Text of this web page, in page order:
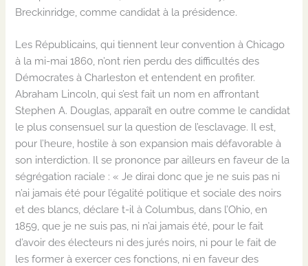
Breckinridge, comme candidat à la présidence.
Les Républicains, qui tiennent leur convention à Chicago
à la mi-mai 1860, n’ont rien perdu des difficultés des
Démocrates à Charleston et entendent en profiter.
Abraham Lincoln, qui s’est fait un nom en affrontant
Stephen A. Douglas, apparaît en outre comme le candidat
le plus consensuel sur la question de l’esclavage. Il est,
pour l’heure, hostile à son expansion mais défavorable à
son interdiction. Il se prononce par ailleurs en faveur de la
ségrégation raciale : « Je dirai donc que je ne suis pas ni
n’ai jamais été pour l’égalité politique et sociale des noirs
et des blancs, déclare t-il à Columbus, dans l’Ohio, en
1859, que je ne suis pas, ni n’ai jamais été, pour le fait
d’avoir des électeurs ni des jurés noirs, ni pour le fait de
les former à exercer ces fonctions, ni en faveur des